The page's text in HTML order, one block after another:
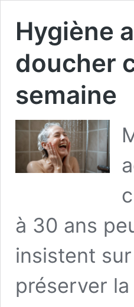
Hygiène
doucher
semaine
à 30 ans
insistent
préserver